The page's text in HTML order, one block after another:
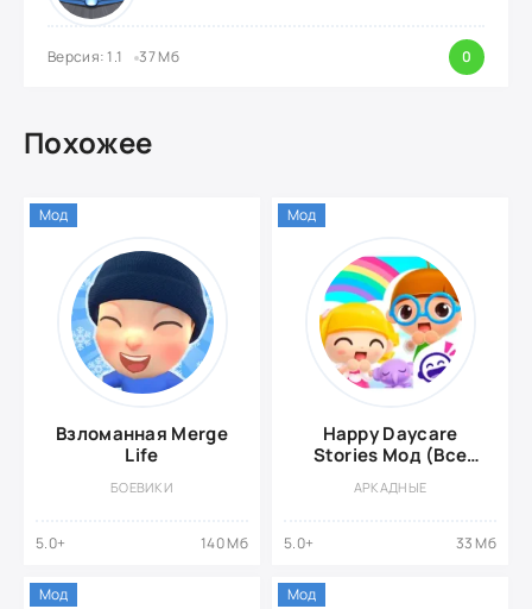
Версия: 1.1 37 Мб 0
Похожее
Взломанная Merge
Life
БОЕВИКИ
5.0+ 140 Мб
Мод
Happy Daycare
Stories Мод (Все
АРКАДНЫЕ
5.0+ 33 Мб
Мод
Мод Мод